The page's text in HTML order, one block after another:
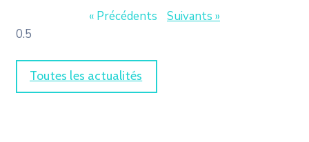
« Précédents
Suivants »
Toutes les actualités